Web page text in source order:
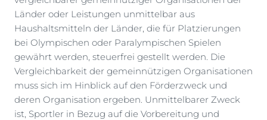
Länder oder Leistungen unmittelbar aus
Haushaltsmitteln der Länder, die für Platzierungen
bei Olympischen oder Paralympischen Spielen
gewährt werden, steuerfrei gestellt werden. Die
Vergleichbarkeit der gemeinnützigen Organisationen
muss sich im Hinblick auf den Förderzweck und
deren Organisation ergeben. Unmittelbarer Zweck
ist, Sportler in Bezug auf die Vorbereitung und